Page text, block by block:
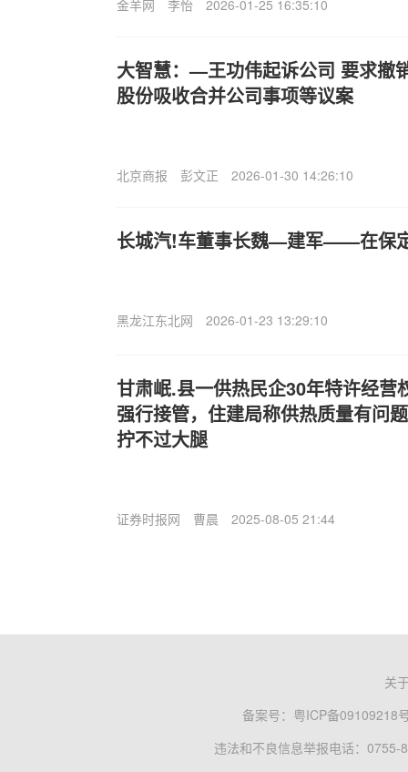
金羊网 李怡 2026-01-25 16:35:10
大智慧：—王功伟起诉公司 要求撤
股份吸收合并公司事项等议案
北京商报 彭文正 2026-01-30 14:26:10
长城汽!车董事长魏—建军——在保
黑龙江东北网 2026-01-23 13:29:10
甘肃岷.县一供热民企30年特许经营
强行接管，住建局称供热质量有问
拧不过大腿
证券时报网 曹晨 2025-08-05 21:44
关
备案号： 粤ICP备09109218
违法和不良信息举报电话：0755-